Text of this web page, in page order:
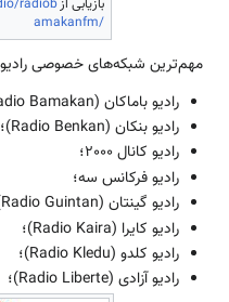
amakanfm/
مهم‌ترین شبکه‌های خصوصی
رادیو باماکان (Radio Bamakan)؛
رادیو بنکان (Radio Benkan)؛
رادیو کانال 2000؛
رادیو فرکانس سه؛
رادیو گینتان (Radio Guintan)؛
رادیو کایرا (Radio Kaira)؛
رادیو کلدو (Radio Kledu)؛
رادیو آزادی (Radio Liberte)؛